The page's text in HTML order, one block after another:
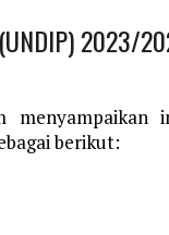
2023/
menyampaikan
berikut: